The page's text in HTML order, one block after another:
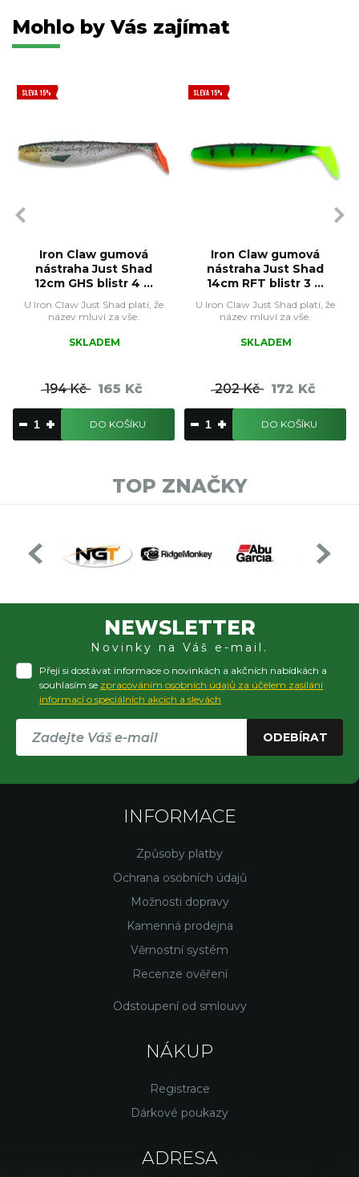
Mohlo by Vás zajímat
SLEVA 15%
Iron Claw gumová
nástraha Just Shad
12cm GHS blistr 4 ...
U Iron Claw Just Shad platí, že
název mluví za vše.
SKLADEM
194 Kč 165 Kč
DO KOŠÍKU
SLEVA 15%
Iron Claw gumová
nástraha Just Shad
14cm RFT blistr 3 ...
U Iron Claw Just Shad platí, že
název mluví za vše.
SKLADEM
202 Kč 172 Kč
DO KOŠÍKU
TOP ZNAČKY
NEWSLETTER
Novinky na Váš e-mail.
Přeji si dostávat informace o novinkách a akčních nabídkách a
souhlasím se zpracováním osobních údajů za účelem zasílání
informací o speciálních akcích a slevách
ODEBÍRAT
INFORMACE
Způsoby platby
Ochrana osobních údajů
Možnosti dopravy
Kamenná prodejna
Věrnostní systém
Recenze ověření
Odstoupení od smlouvy
NÁKUP
Registrace
Dárkové poukazy
ADRESA